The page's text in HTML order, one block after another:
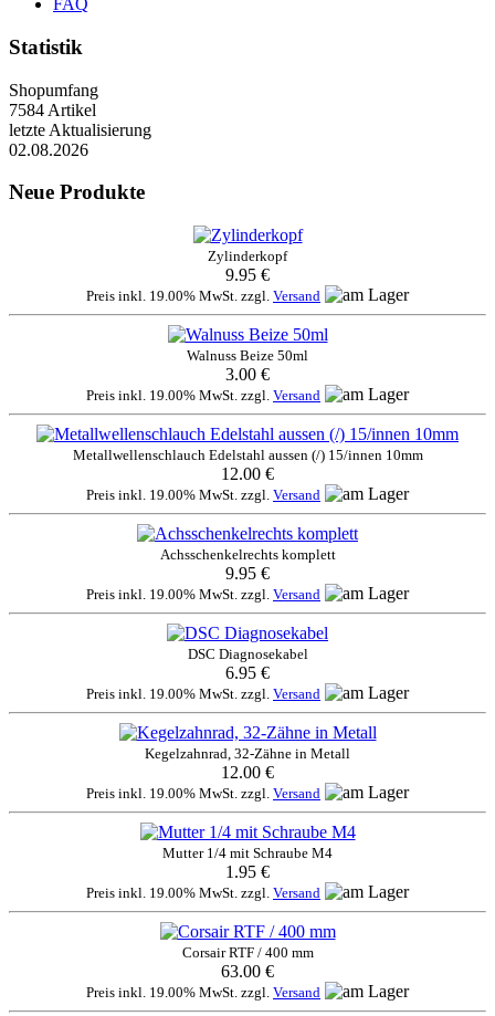
FAQ
Statistik
Shopumfang
7584 Artikel
letzte Aktualisierung
02.08.2026
Neue Produkte
Zylinderkopf
9.95 €
Preis inkl. 19.00% MwSt. zzgl. Versand
Walnuss Beize 50ml
3.00 €
Preis inkl. 19.00% MwSt. zzgl. Versand
Metallwellenschlauch Edelstahl aussen (/) 15/innen 10mm
12.00 €
Preis inkl. 19.00% MwSt. zzgl. Versand
Achsschenkelrechts komplett
9.95 €
Preis inkl. 19.00% MwSt. zzgl. Versand
DSC Diagnosekabel
6.95 €
Preis inkl. 19.00% MwSt. zzgl. Versand
Kegelzahnrad, 32-Zähne in Metall
12.00 €
Preis inkl. 19.00% MwSt. zzgl. Versand
Mutter 1/4 mit Schraube M4
1.95 €
Preis inkl. 19.00% MwSt. zzgl. Versand
Corsair RTF / 400 mm
63.00 €
Preis inkl. 19.00% MwSt. zzgl. Versand